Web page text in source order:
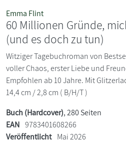
Emma Flint
60 Millionen Gründe,
(und es doch zu tun)
Witziger Tagebuchroman von
voller Chaos, erster Liebe und
Empfohlen ab 10 Jahre. Mit
14,4 cm / 2,8 cm ( B/H/T )
Buch (Hardcover), 280 Seiten
EAN 9783401608266
Veröffentlicht Mai 2026